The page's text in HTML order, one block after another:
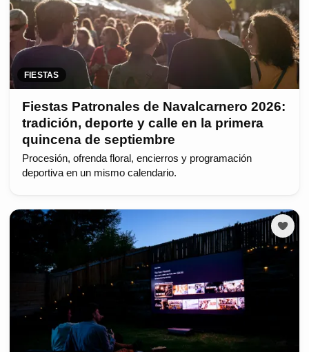
FIESTAS
Fiestas Patronales de Navalcarnero 2026:
tradición, deporte y calle en la primera
quincena de septiembre
Procesión, ofrenda floral, encierros y programación
deportiva en un mismo calendario.